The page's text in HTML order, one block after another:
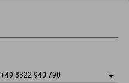
+49 8322 940 790